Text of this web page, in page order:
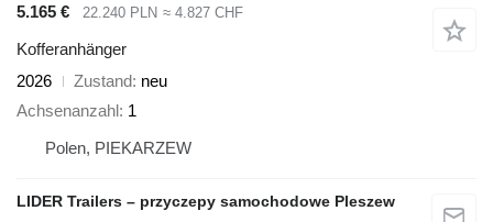
5.165 € 22.240 PLN ≈ 4.827 CHF
Kofferanhänger
2026
Zustand neu
Achsenanzahl 1
Polen, PIEKARZEW
LIDER Trailers – przyczepy samochodowe Pleszew